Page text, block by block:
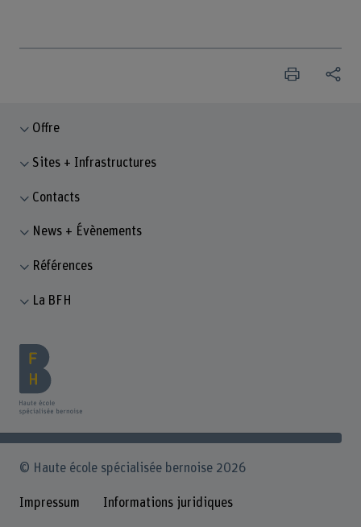
Offre
Sites + Infrastructures
Contacts
News + Évènements
Références
La BFH
© Haute école spécialisée bernoise 2026
Impressum Informations juridiques